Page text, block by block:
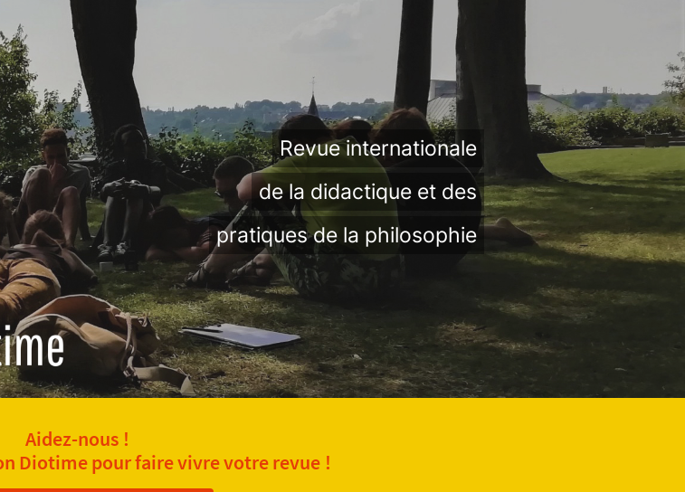
Revue internationale
de la didactique et des
pratiques de la philosophie
Aidez-nous !
Diotime pour faire vivre votre revue !